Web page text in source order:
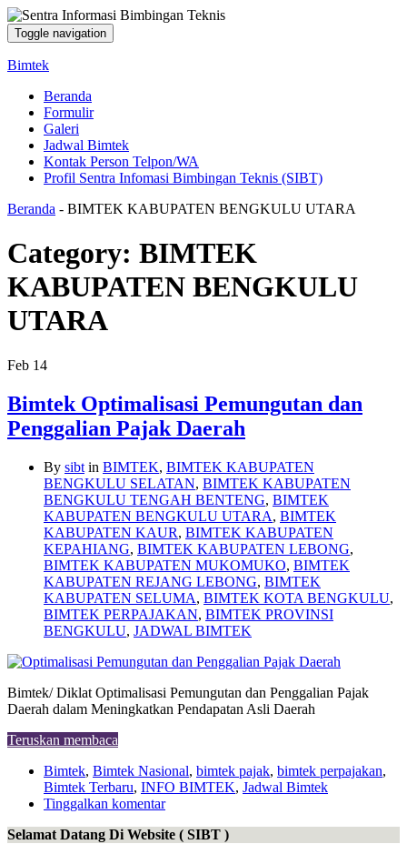
Toggle navigation
Bimtek
Beranda
Formulir
Galeri
Jadwal Bimtek
Kontak Person Telpon/WA
Profil Sentra Infomasi Bimbingan Teknis (SIBT)
Beranda - BIMTEK KABUPATEN BENGKULU UTARA
Category: BIMTEK
KABUPATEN BENGKULU
UTARA
Feb 14
Bimtek Optimalisasi Pemungutan dan
Penggalian Pajak Daerah
By sibt in BIMTEK, BIMTEK KABUPATEN
BENGKULU SELATAN, BIMTEK KABUPATEN
BENGKULU TENGAH BENTENG, BIMTEK
KABUPATEN BENGKULU UTARA, BIMTEK
KABUPATEN KAUR, BIMTEK KABUPATEN
KEPAHIANG, BIMTEK KABUPATEN LEBONG,
BIMTEK KABUPATEN MUKOMUKO, BIMTEK
KABUPATEN REJANG LEBONG, BIMTEK
KABUPATEN SELUMA, BIMTEK KOTA BENGKULU,
BIMTEK PERPAJAKAN, BIMTEK PROVINSI
BENGKULU, JADWAL BIMTEK
Bimtek/ Diklat Optimalisasi Pemungutan dan Penggalian Pajak
Daerah dalam Meningkatkan Pendapatan Asli Daerah
Teruskan membaca
Bimtek, Bimtek Nasional, bimtek pajak, bimtek perpajakan,
Bimtek Terbaru, INFO BIMTEK, Jadwal Bimtek
Tinggalkan komentar
Selamat Datang Di Website ( SIBT )